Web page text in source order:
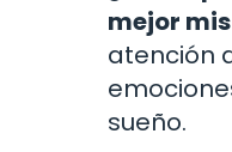
mejor
atención
sueño.